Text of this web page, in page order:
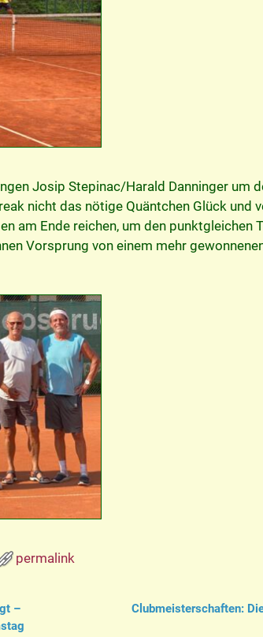
Josip Stepinac/Harald Danninger um
nicht das nötige Quäntchen Glück und
am Ende reichen, um den punktgleichen
Vorsprung von einem mehr
permalink
–
Clubmeisterschaften: